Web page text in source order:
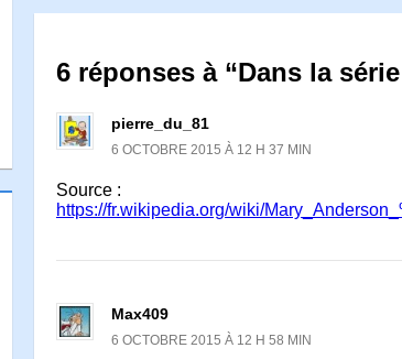
6 réponses à “Dans la
pierre_du_81
6 OCTOBRE 2015 À 12 H 37 MIN
Source :
https://fr.wikipedia.org/wiki/
Max409
6 OCTOBRE 2015 À 12 H 58 MIN